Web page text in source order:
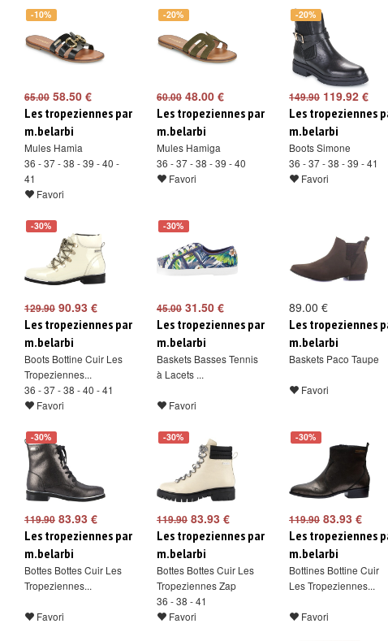
-10%
65.00 58.50 €
Les tropeziennes par
m.belarbi
Mules Hamia
36 - 37 - 38 - 39 - 40 -
41
Favori
-20%
60.00 48.00 €
Les tropeziennes par
m.belarbi
Mules Hamiga
36 - 37 - 38 - 39 - 40
Favori
-20%
149.90 119.92 €
Les tropeziennes
m.belarbi
Boots Simone
36 - 37 - 38 - 39 - 41
Favori
-30%
129.90 90.93 €
Les tropeziennes par
m.belarbi
Boots Bottine Cuir Les
Tropeziennes...
36 - 37 - 38 - 40 - 41
Favori
-30%
45.00 31.50 €
Les tropeziennes par
m.belarbi
Baskets Basses Tennis
à Lacets ...
Favori
89.00 €
Les tropeziennes
m.belarbi
Baskets Paco Taupe
Favori
-30%
119.90 83.93 €
Les tropeziennes par
m.belarbi
Bottes Bottes Cuir Les
Tropeziennes...
Favori
-30%
119.90 83.93 €
Les tropeziennes par
m.belarbi
Bottes Bottes Cuir Les
Tropeziennes Zap
36 - 38 - 41
Favori
-30%
119.90 83.93 €
Les tropeziennes
m.belarbi
Bottines Bottine Cuir
Les Tropeziennes...
Favori